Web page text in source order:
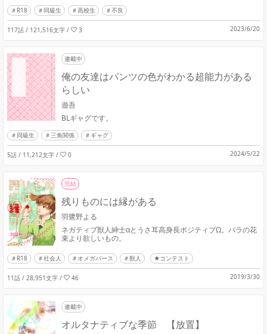
R18 同級生 高校生 不良
117話 / 121,516文字 / 3 2023/6/20
連載中
俺の友達はパンツの色がわかる超能力がある
らしい
遊吾
BLギャグです。
同級生 三角関係 ギャグ
5話 / 11,212文字 / 0 2024/5/22
完結
残りものには縁がある
羽鷺野よる
ネガティブ獣人紳士αとうさ耳高身長ポジティブΩ。バラの花
束より欲しいもの。
R18 社会人 オメガバース 獣人 ★コンテスト
11話 / 28,951文字 / 46 2019/3/30
連載中
オルタナティブな季節 【放置】